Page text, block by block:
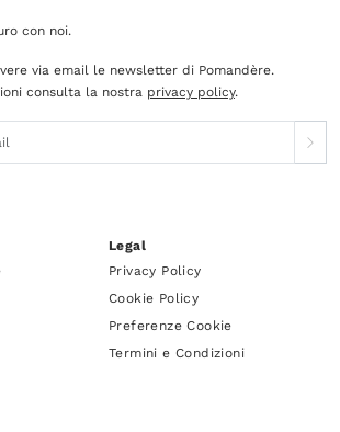
con noi.
via email le newsletter di Pomandère.
consulta la nostra privacy policy.
Legal
Privacy Policy
Cookie Policy
Preferenze Cookie
Termini e Condizioni